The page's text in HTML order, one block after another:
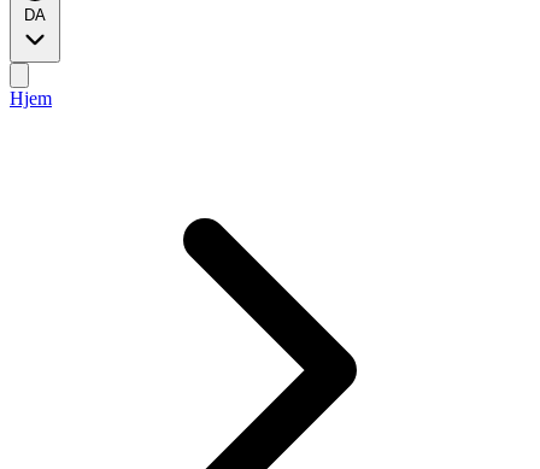
DA
Hjem